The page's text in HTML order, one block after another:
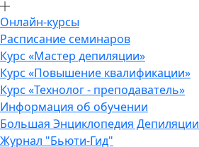
Онлайн-курсы
Расписание семинаров
Курс «Мастер депиляции»
Курс «Повышение квалификации»
Курс «Технолог - преподаватель»
Информация об обучении
Большая Энциклопедия Депиляции
Журнал "Бьюти-Гид"